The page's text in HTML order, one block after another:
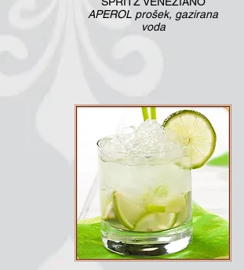
APEROL prošek, gazirana
voda